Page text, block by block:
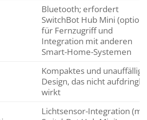
Bluetooth; erfordert
SwitchBot Hub Mini
für Fernzugriff und
Integration mit anderen
Smart-Home-Systemen
Kompaktes und
Design, das nicht
wirkt
Lichtsensor-Integration (mit